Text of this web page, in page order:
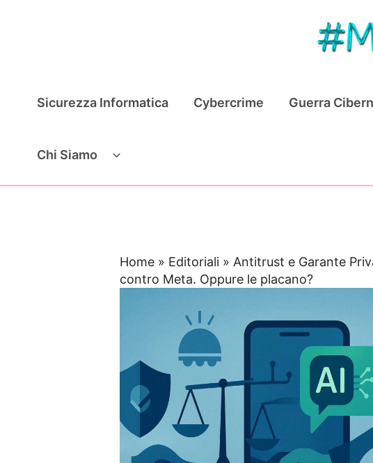
Sicurezza Informatica Cybercrime Guerra
Chi Siamo
Home » Editoriali » Antitrust e Garante
contro Meta. Oppure le placano?